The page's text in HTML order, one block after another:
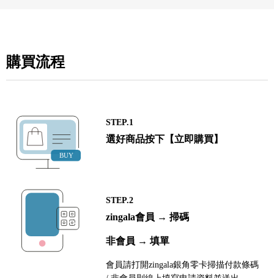
購買流程
STEP.1
選好商品按下【立即購買】
STEP.2
zingala會員 → 掃碼
非會員 → 填單
會員請打開zingala銀角零卡掃描付款條碼